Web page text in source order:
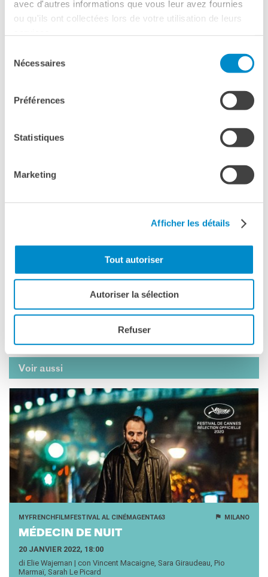
avec d'autres informations que vous leur avez fournies
ou qu'ils ont collectées lors de votre utilisation de leurs
Nécessaires
Préférences
Statistiques
Marketing
Afficher les détails
Tout autoriser
Autoriser la sélection
Refuser
VERSIONE FRANCESE CON
tariffa ridotta 5€ (abbonati carte IFM, over
65, bambini fino ai 12 anni, insegnanti di
insegnanti EsaBac, associazione FLAM)
PRENOTAZIONE OBBLIGATORIA
Per prenotare clicca qui>>
Ricordiamo che per l’accesso alla sala CinéMagenta63
sarà richiesto il Green Pass rafforzato e la
Voir aussi
MYFRENCHFILMFESTIVAL AL CINÉMAGENTA63 MILANO
MÉ­DE­CIN DE NUIT
20 JANVIER 2022, 18:00
di Elie Wajeman | con Vincent Macaigne, Sara Giraudeau, Pio
Marmaï, Sarah Le Picard